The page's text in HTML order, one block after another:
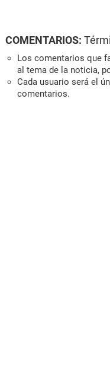
COMENTARIOS:
Los comentarios que
al tema de la noticia,
Cada usuario será el
comentarios.